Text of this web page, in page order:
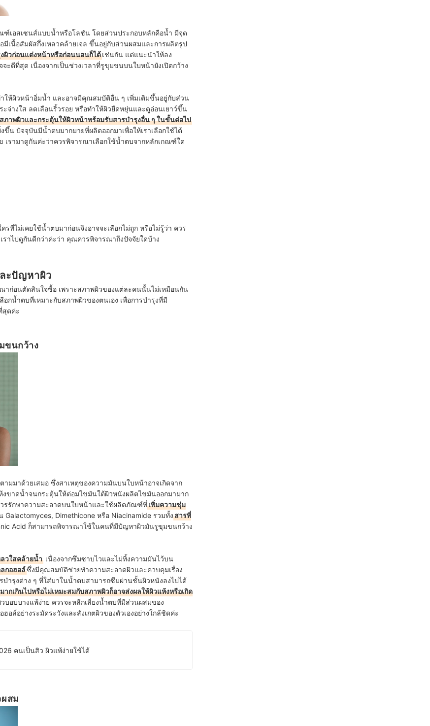
เอสเซนส์แบบน้ำหรือโลชัน โดยส่วนประกอบหลักคือน้ำ มีจุด
มีเนื้อสัมผัสกึ่งเหลวคล้ายเจล ขึ้นอยู่กับส่วนผสมและการผลิตรูป
ผิวก่อนแต่งหน้าหรือก่อนนอนก็ได้เช่นกัน แต่แนะนำให้ลง
ดีที่สุด เนื่องจากเป็นช่วงเวลาที่รูขุมขนบนใบหน้ายังเปิดกว้าง
ให้ผิวหน้าอิ่มน้ำ และอาจมีคุณสมบัติอื่น ๆ เพิ่มเติมขึ้นอยู่กับส่วน
จ่างใส ลดเลือนริ้วรอย หรือทำให้ผิวยืดหยุ่นและดูอ่อนเยาว์ขึ้น
ภาพผิวและกระตุ้นให้ผิวหน้าพร้อมรับสารบำรุงอื่น ๆ ในขั้นต่อไป
น ปัจจุบันมีน้ำตบมากมายที่ผลิตออกมาเพื่อให้เราเลือกใช้ได้
รามาดูกันค่ะว่าควรพิจารณาเลือกใช้น้ำตบจากหลักเกณฑ์ใด
ที่ไม่เคยใช้น้ำตบมาก่อนจึงอาจจะเลือกไม่ถูก หรือไม่รู้ว่า ควร
ราไปดูกันดีกว่าค่ะว่า คุณควรพิจารณาถึงปัจจัยใดบ้าง
ะปัญหาผิว
ก่อนตัดสินใจซื้อ เพราะสภาพผิวของแต่ละคนนั้นไม่เหมือนกัน
กน้ำตบที่เหมาะกับสภาพผิวของตนเอง เพื่อการบำรุงที่มี
สุดค่ะ
ขนกว้าง
มาด้วยเสมอ ซึ่งสาเหตุของความมันบนใบหน้าอาจเกิดจาก
งขาดน้ำจนกระตุ้นให้ต่อมไขมันใต้ผิวหนังผลิตไขมันออกมามาก
รรักษาความสะอาดบนใบหน้าและใช้ผลิตภัณฑ์ที่เพิ่มความชุ่ม
Galactomyces, Dimethicone หรือ Niacinamide รวมทั้งสารที่
Acid ก็สามารถพิจารณาใช้ในคนที่มีปัญหาผิวมันรูขุมขนกว้าง
ลวใสคล้ายน้ำ เนื่องจากซึมซาบไวและไม่ทิ้งความมันไว้บน
กอฮอล์ซึ่งมีคุณสมบัติช่วยทำความสะอาดผิวและควบคุมเรื่อง
ำรุงต่าง ๆ ที่ใส่มาในน้ำตบสามารถซึมผ่านชั้นผิวหนังลงไปได้
ากเกินไปหรือไม่เหมะสมกับสภาพผิวก็อาจส่งผลให้ผิวแห้งหรือเกิด
บอบบางแพ้ง่าย ควรจะหลีกเลี่ยงน้ำตบที่มีส่วนผสมของ
ล์อย่างระมัดระวังและสังเกตผิวของตัวเองอย่างใกล้ชิดค่ะ
คนเป็นสิว ผิวแพ้ง่ายใช้ได้
สม